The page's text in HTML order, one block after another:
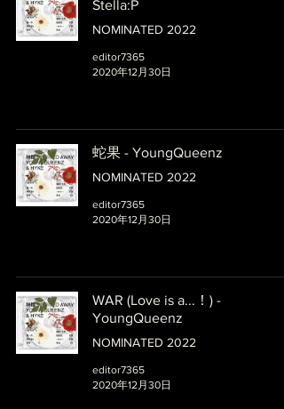
Stella:P
NOMINATED 2022
editor7365
2020年12月30日
蛇果 - YoungQueenz
NOMINATED 2022
editor7365
2020年12月30日
WAR (Love is a...！) -
YoungQueenz
NOMINATED 2022
editor7365
2020年12月30日